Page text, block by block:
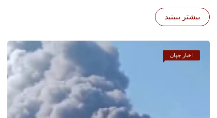
بیشتر ببینید
اخبار جهان